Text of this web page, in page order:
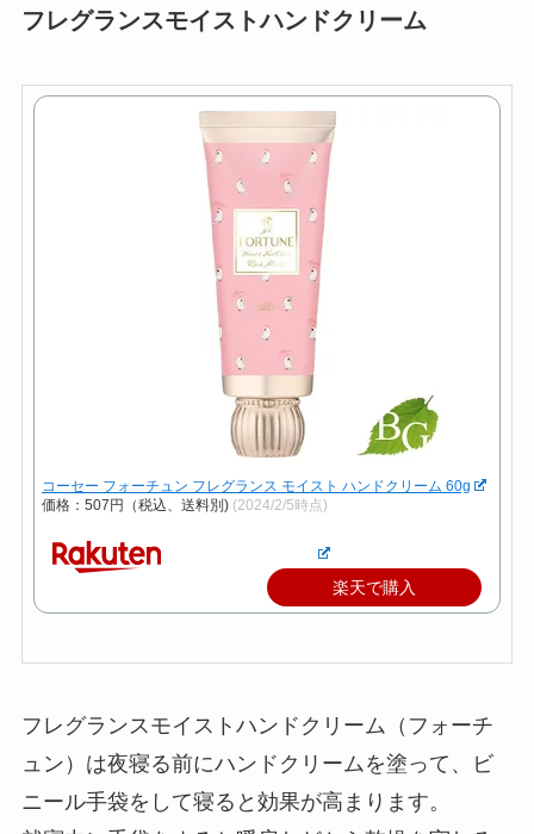
フレグランスモイストハンドクリーム
コーセー フォーチュン フレグランス モイスト ハンドクリーム 60g
価格：507円（税込、送料別) (2024/2/5時点)
楽天で購入
フレグランスモイストハンドクリーム（フォーチ
ュン）は夜寝る前にハンドクリームを塗って、ビ
ニール手袋をして寝ると効果が高まります。